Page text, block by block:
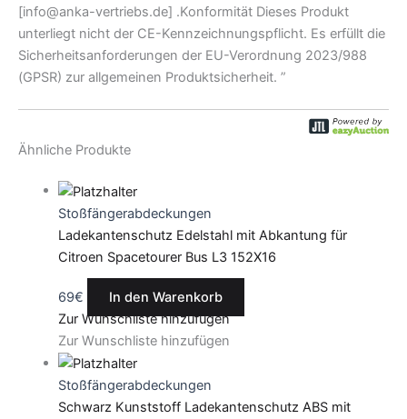
[info@anka-vertriebs.de] .Konformität Dieses Produkt
unterliegt nicht der CE-Kennzeichnungspflicht. Es erfüllt die
Sicherheitsanforderungen der EU-Verordnung 2023/988
(GPSR) zur allgemeinen Produktsicherheit. ”
Ähnliche Produkte
Stoßfängerabdeckungen
Ladekantenschutz Edelstahl mit Abkantung für
Citroen Spacetourer Bus L3 152X16
69€
In den Warenkorb
Zur Wunschliste hinzufügen
Zur Wunschliste hinzufügen
Stoßfängerabdeckungen
Schwarz Kunststoff Ladekantenschutz ABS mit